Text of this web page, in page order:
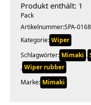
Produkt enthält: 1
Pack
Artikelnummer:SPA-0168
Kategorie: Wiper
Schlagwörter: Mimaki ,
, Wiper rubber
Marke: Mimaki